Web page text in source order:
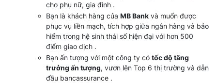
cho phụ nữ, gia đình .
Bạn là khách hàng của MB Bank và muốn được
phục vụ liền mạch, tích hợp giữa ngân hàng và bảo
hiểm trong hệ sinh thái số hiện đại với hơn 500
điểm giao dịch .
Bạn ấn tượng với một công ty có tốc độ tăng
trưởng ấn tượng, vươn lên Top 6 thị trường và dẫn
đầu bancassurance .